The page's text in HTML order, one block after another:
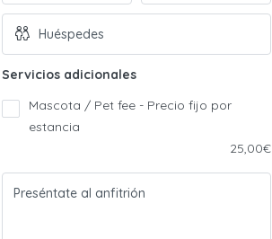
Servicios adicionales
Mascota / Pet fee - Precio fijo por
estancia
25,00€